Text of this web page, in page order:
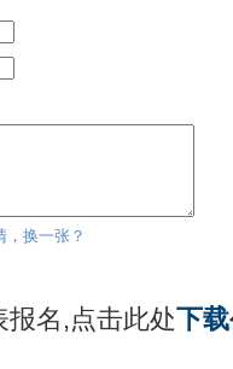
，换一张？
名,点击此处下